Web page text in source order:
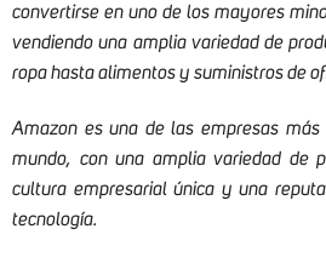
convertirse en uno de los mayores
vendiendo una amplia variedad de
ropa hasta alimentos y suministros de
Amazon es una de las empresas
mundo, con una amplia variedad de
cultura empresarial única y una
tecnología.